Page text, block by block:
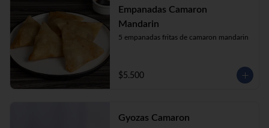
Empanadas Camaron
Mandarin
5 empanadas fritas de camaron mandarin
$5.500
Gyozas Camaron